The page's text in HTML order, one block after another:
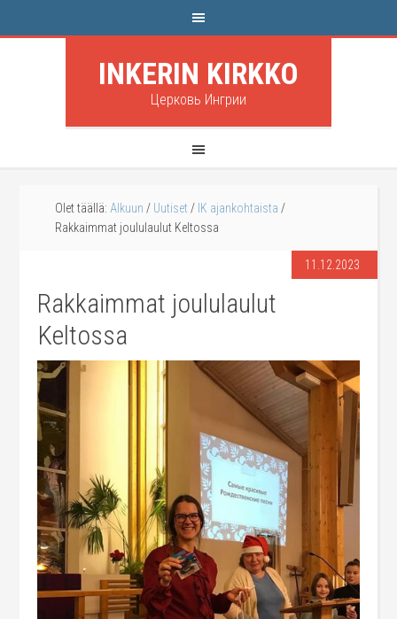
INKERIN KIRKKO
Церковь Ингрии
Olet täällä: Alkuun / Uutiset / IK ajankohtaista /
Rakkaimmat joululaulut Keltossa
11.12.2023
Rakkaimmat joululaulut
Keltossa